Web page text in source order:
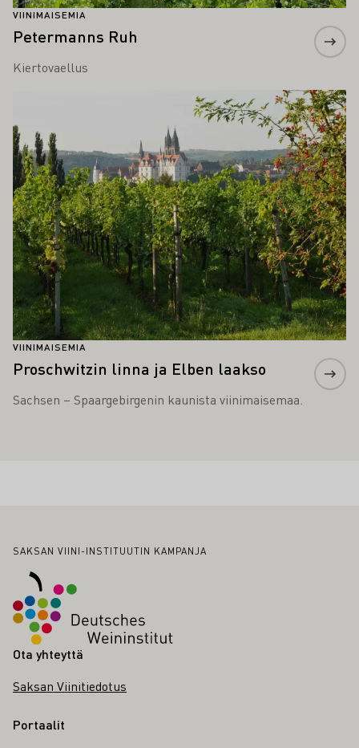
VIINIMAISEMIA
Petermanns Ruh
Kiertovaellus
VIINIMAISEMIA
Proschwitzin linna ja Elben laakso
Sachsen – Spaargebirgenin kaunista viinimaisemaa.
Alatunniste
SAKSAN VIINI-INSTITUUTIN KAMPANJA
Ota yhteyttä
Saksan Viinitiedotus
Portaalit